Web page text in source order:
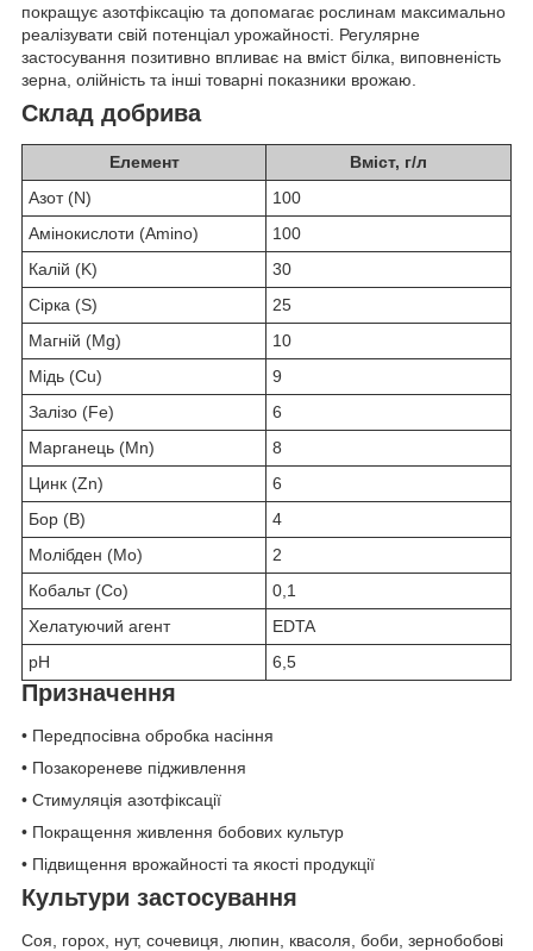
покращує азотфіксацію та допомагає рослинам максимально
реалізувати свій потенціал урожайності. Регулярне
застосування позитивно впливає на вміст білка, виповненість
зерна, олійність та інші товарні показники врожаю.
Склад добрива
Елемент
Вміст, г/л
Азот (N)
100
Амінокислоти (Amino)
100
Калій (K)
30
Сірка (S)
25
Магній (Mg)
10
Мідь (Cu)
9
Залізо (Fe)
6
Марганець (Mn)
8
Цинк (Zn)
6
Бор (B)
4
Молібден (Mo)
2
Кобальт (Co)
0,1
Хелатуючий агент
EDTA
рН
6,5
Призначення
• Передпосівна обробка насіння
• Позакореневе підживлення
• Стимуляція азотфіксації
• Покращення живлення бобових культур
• Підвищення врожайності та якості продукції
Культури застосування
Соя, горох, нут, сочевиця, люпин, квасоля, боби, зернобобові